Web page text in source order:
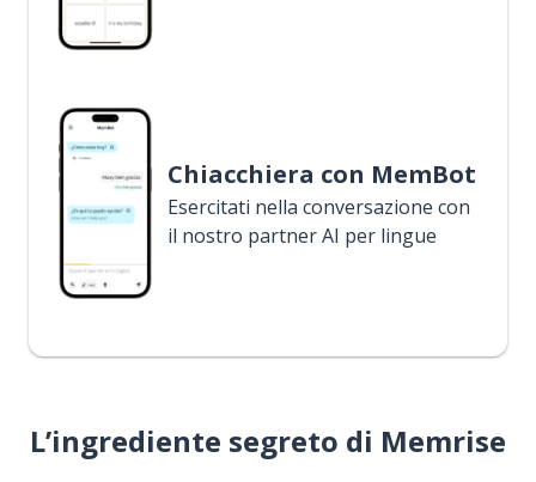
Chiacchiera con MemBot
Esercitati nella conversazione con
il nostro partner AI per lingue
L’ingrediente segreto di Memrise